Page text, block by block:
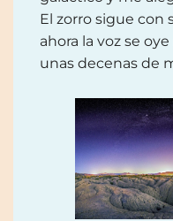
El zorro sigue con
ahora la voz se
unas decenas de